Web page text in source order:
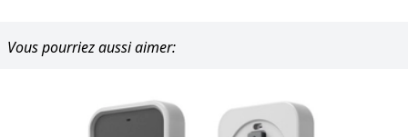
Vous pourriez aussi aimer: